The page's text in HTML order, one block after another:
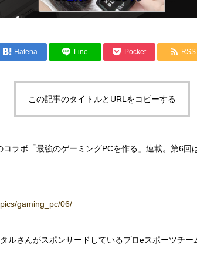
Hatena Line Pocket RSS
この記事のタイトルとURLをコピーする
ラボ「最強のゲーミングPCを作る」連載。第6回
gaming_pc/06/
ルさんがスポンサードしているプロeスポーツチ